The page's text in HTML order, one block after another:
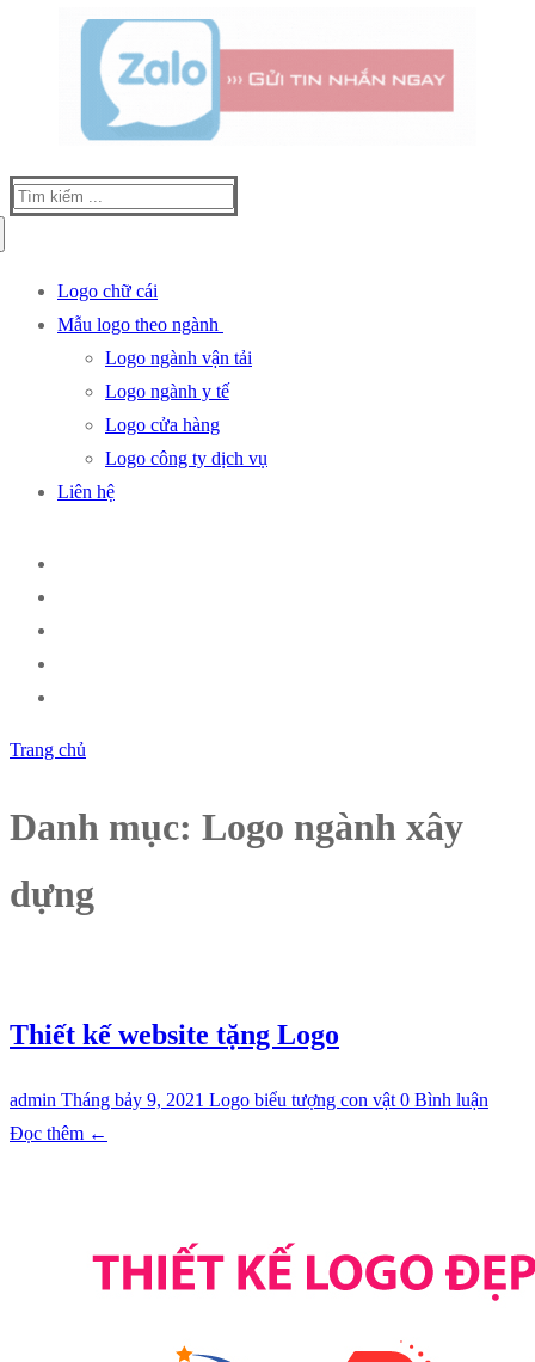
Tìm
Logo chữ cái
Mẫu logo theo ngành
Logo ngành vận tải
Logo ngành y tế
Logo cửa hàng
Logo công ty dịch vụ
Liên hệ
Trang chủ
Danh mục: Logo ngành xây
dựng
Thiết kế website tặng Logo
admin Tháng bảy 9, 2021 Logo biểu tượng con vật 0 Bình luận
Đọc thêm ←